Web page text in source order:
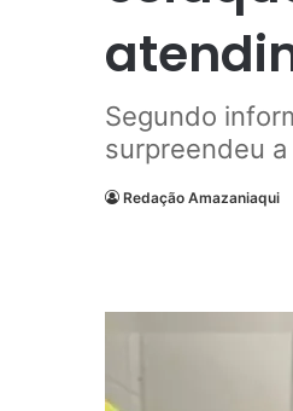
Segundo
surpreendeu
Redação Amazaniaqui